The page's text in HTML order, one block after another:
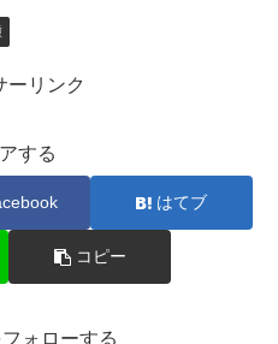
ーリンク
する
はてブ
コピー
ォローする